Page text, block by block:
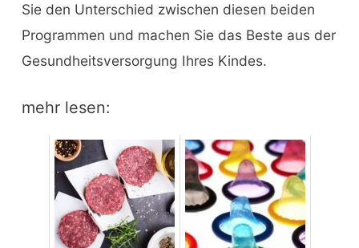
Sie den Unterschied zwischen diesen beiden
Programmen und machen Sie das Beste aus der
Gesundheitsversorgung Ihres Kindes.
mehr lesen: